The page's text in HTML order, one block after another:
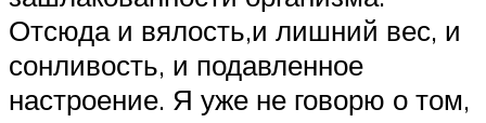
Отсюда и вялость,и лишний вес, и
сонливость, и подавленное
настроение. Я уже не говорю о том,